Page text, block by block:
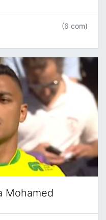
(6 com)
Mohamed